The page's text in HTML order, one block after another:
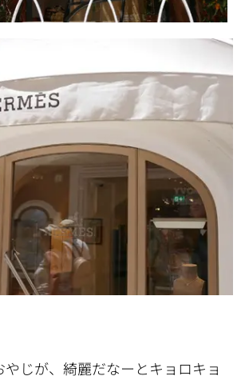
じが、綺麗だなーとキョロキョ